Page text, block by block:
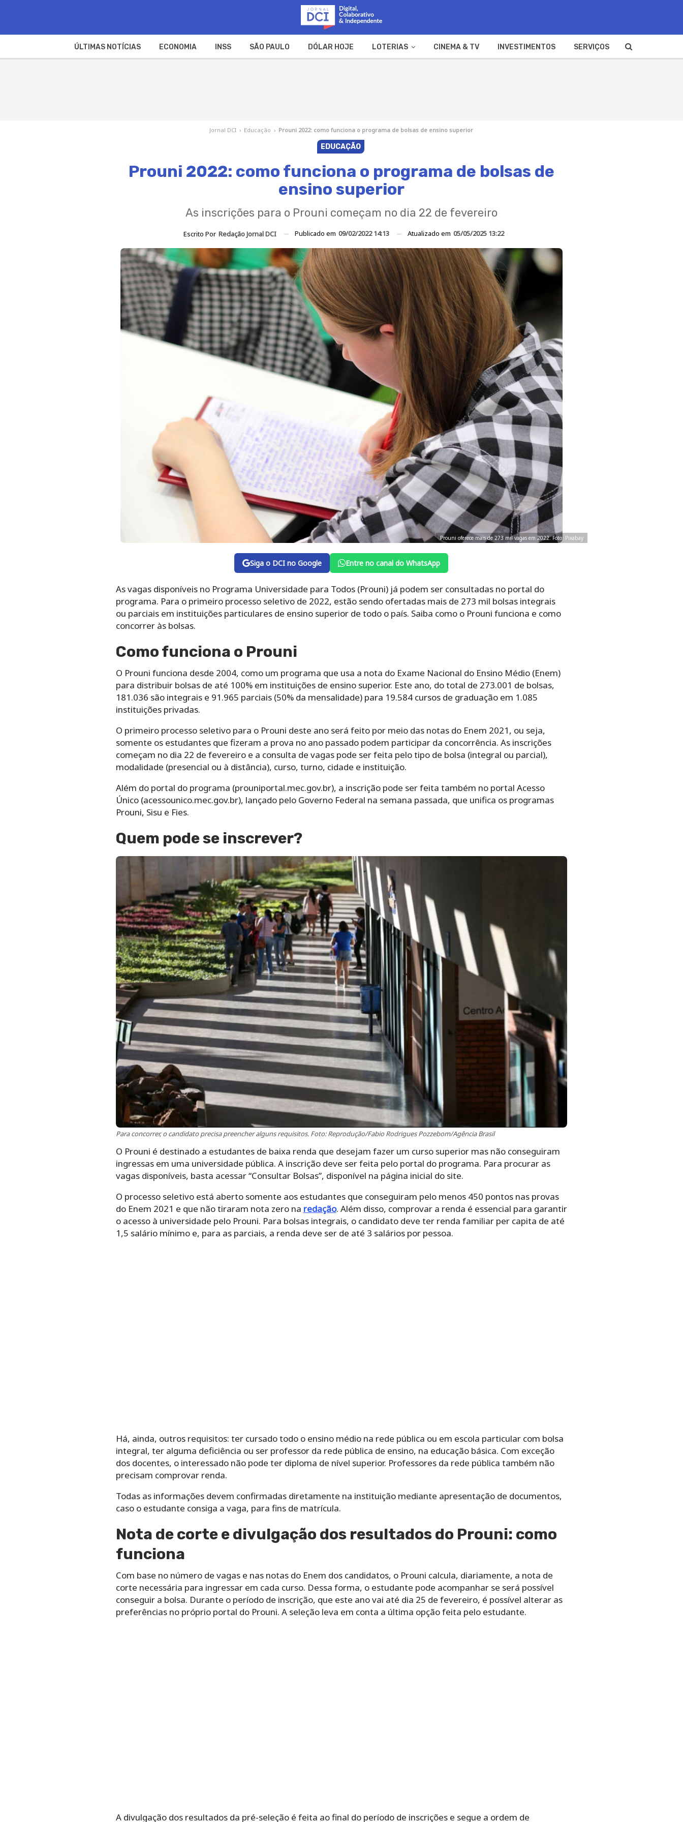
ÚLTIMAS NOTÍCIAS ECONOMIA INSS SÃO PAULO DÓLAR HOJE LOTERIAS CINEMA & TV INVESTIMENTOS SERVIÇOS
Jornal DCI › Educação › Prouni 2022: como funciona o programa de bolsas de ensino superior
EDUCAÇÃO
Prouni 2022: como funciona o programa de bolsas de
ensino superior
As inscrições para o Prouni começam no dia 22 de fevereiro
Escrito Por Redação Jornal DCI Publicado em 09/02/2022 14:13 Atualizado em 05/05/2025 13:22
Prouni oferece mais de 273 mil vagas em 2022. Foto: Pixabay
Siga o DCI no Google Entre no canal do WhatsApp
As vagas disponíveis no Programa Universidade para Todos (Prouni) já podem ser consultadas no portal do
programa. Para o primeiro processo seletivo de 2022, estão sendo ofertadas mais de 273 mil bolsas integrais
ou parciais em instituições particulares de ensino superior de todo o país. Saiba como o Prouni funciona e como
concorrer às bolsas.
Como funciona o Prouni
O Prouni funciona desde 2004, como um programa que usa a nota do Exame Nacional do Ensino Médio (Enem)
para distribuir bolsas de até 100% em instituições de ensino superior. Este ano, do total de 273.001 de bolsas,
181.036 são integrais e 91.965 parciais (50% da mensalidade) para 19.584 cursos de graduação em 1.085
instituições privadas.
O primeiro processo seletivo para o Prouni deste ano será feito por meio das notas do Enem 2021, ou seja,
somente os estudantes que fizeram a prova no ano passado podem participar da concorrência. As inscrições
começam no dia 22 de fevereiro e a consulta de vagas pode ser feita pelo tipo de bolsa (integral ou parcial),
modalidade (presencial ou à distância), curso, turno, cidade e instituição.
Além do portal do programa (prouniportal.mec.gov.br), a inscrição pode ser feita também no portal Acesso
Único (acessounico.mec.gov.br), lançado pelo Governo Federal na semana passada, que unifica os programas
Prouni, Sisu e Fies.
Quem pode se inscrever?
Para concorrer, o candidato precisa preencher alguns requisitos. Foto: Reprodução/Fabio Rodrigues Pozzebom/Agência Brasil
O Prouni é destinado a estudantes de baixa renda que desejam fazer um curso superior mas não conseguiram
ingressas em uma universidade pública. A inscrição deve ser feita pelo portal do programa. Para procurar as
vagas disponíveis, basta acessar “Consultar Bolsas”, disponível na página inicial do site.
O processo seletivo está aberto somente aos estudantes que conseguiram pelo menos 450 pontos nas provas
do Enem 2021 e que não tiraram nota zero na redação. Além disso, comprovar a renda é essencial para garantir
o acesso à universidade pelo Prouni. Para bolsas integrais, o candidato deve ter renda familiar per capita de até
1,5 salário mínimo e, para as parciais, a renda deve ser de até 3 salários por pessoa.
Há, ainda, outros requisitos: ter cursado todo o ensino médio na rede pública ou em escola particular com bolsa
integral, ter alguma deficiência ou ser professor da rede pública de ensino, na educação básica. Com exceção
dos docentes, o interessado não pode ter diploma de nível superior. Professores da rede pública também não
precisam comprovar renda.
Todas as informações devem confirmadas diretamente na instituição mediante apresentação de documentos,
caso o estudante consiga a vaga, para fins de matrícula.
Nota de corte e divulgação dos resultados do Prouni: como
funciona
Com base no número de vagas e nas notas do Enem dos candidatos, o Prouni calcula, diariamente, a nota de
corte necessária para ingressar em cada curso. Dessa forma, o estudante pode acompanhar se será possível
conseguir a bolsa. Durante o período de inscrição, que este ano vai até dia 25 de fevereiro, é possível alterar as
preferências no próprio portal do Prouni. A seleção leva em conta a última opção feita pelo estudante.
A divulgação dos resultados da pré-seleção é feita ao final do período de inscrições e segue a ordem de